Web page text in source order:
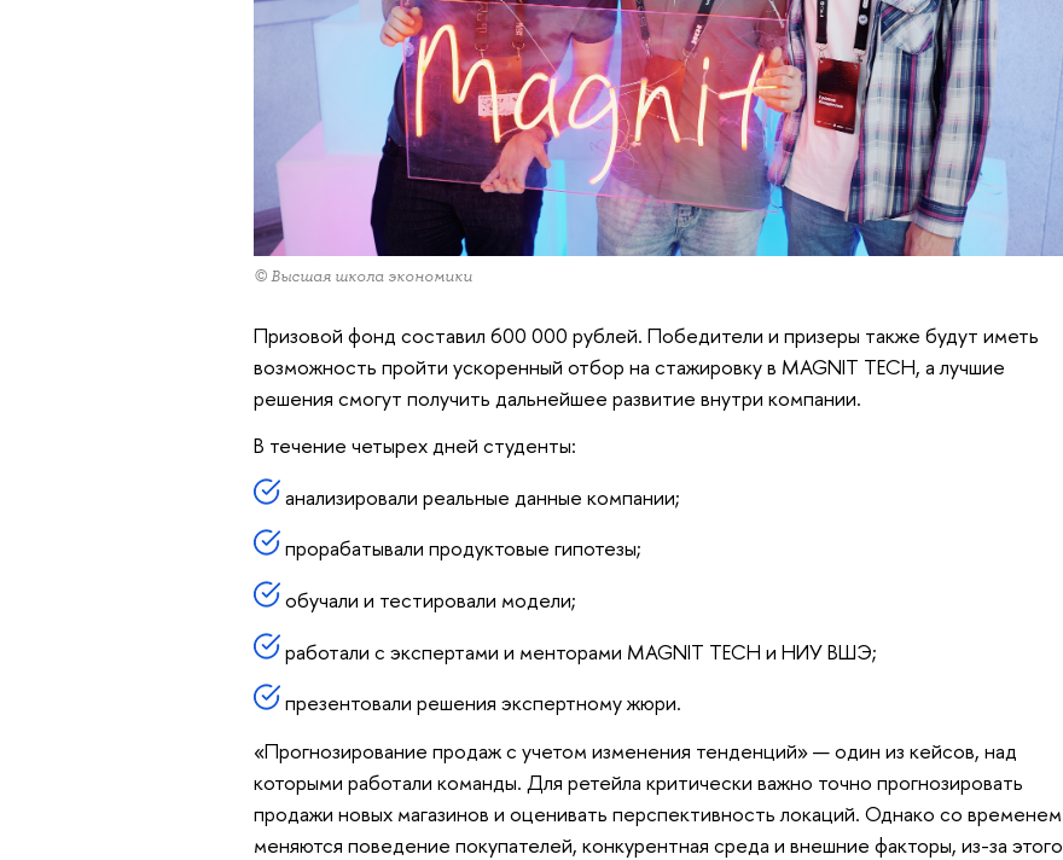
© Высшая школа экономики
Призовой фонд составил 600 000 рублей. Победители и призеры также будут иметь
возможность пройти ускоренный отбор на стажировку в MAGNIT TECH, а лучшие
решения смогут получить дальнейшее развитие внутри компании.
В течение четырех дней студенты:
анализировали реальные данные компании;
прорабатывали продуктовые гипотезы;
обучали и тестировали модели;
работали с экспертами и менторами MAGNIT TECH и НИУ ВШЭ;
презентовали решения экспертному жюри.
«Прогнозирование продаж с учетом изменения тенденций» — один из кейсов, над
которыми работали команды. Для ретейла критически важно точно прогнозировать
продажи новых магазинов и оценивать перспективность локаций. Однако со временем
меняются поведение покупателей, конкурентная среда и внешние факторы, из-за этого